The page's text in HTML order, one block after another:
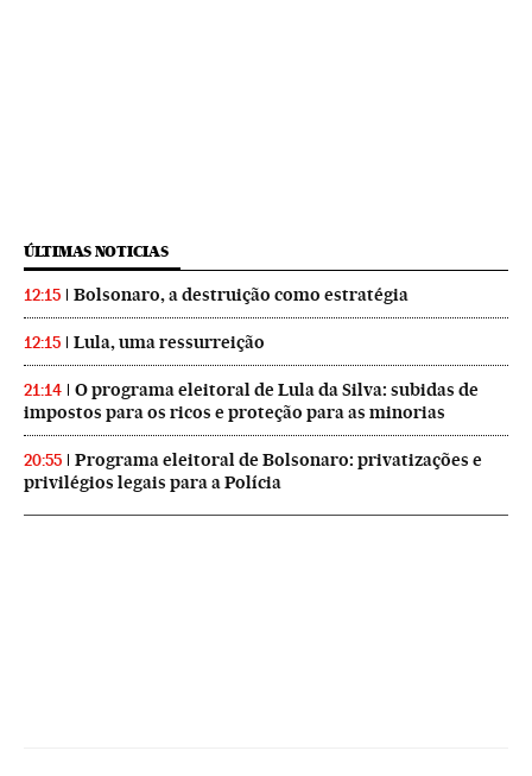
ÚLTIMAS NOTICIAS
12:15 Bolsonaro, a destruição como estratégia
12:15 Lula, uma ressurreição
21:14
O programa eleitoral de Lula da Silva: subidas de
impostos para os ricos e proteção para as minorias
20:55
Programa eleitoral de Bolsonaro: privatizações e
privilégios legais para a Polícia